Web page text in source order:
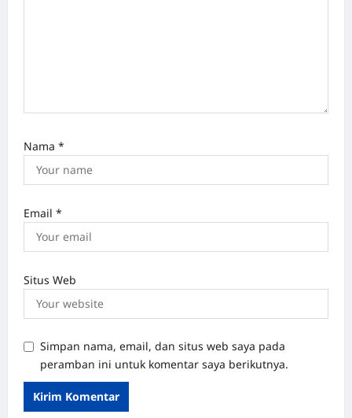
Nama *
Email *
Situs Web
Simpan nama, email, dan situs web saya pada
peramban ini untuk komentar saya berikutnya.